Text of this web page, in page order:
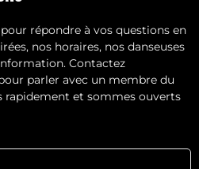
répondre à vos questions en
nos horaires, nos danseuses
Contactez
parler avec un membre du
rapidement et sommes ouverts